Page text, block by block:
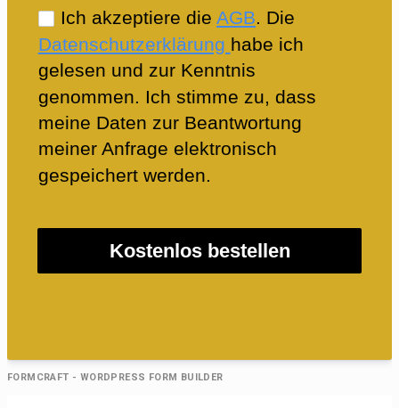
Ich akzeptiere dieAGB. Die
Datenschutzerklärung habe ich
gelesen und zur Kenntnis
genommen. Ich stimme zu, dass
meine Daten zur Beantwortung
meiner Anfrage elektronisch
gespeichert werden.
Kostenlos bestellen
FORMCRAFT - WORDPRESS FORM BUILDER